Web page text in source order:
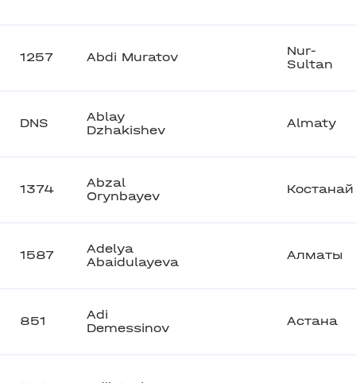
1257 Abdi Muratov
Nur-
Sultan
DNS
Ablay
Dzhakishev
Almaty
1374
Abzal
Orynbayev
Костанай
1587
Adelya
Abaidulayeva
Алматы
851
Adi
Demessinov
Астана